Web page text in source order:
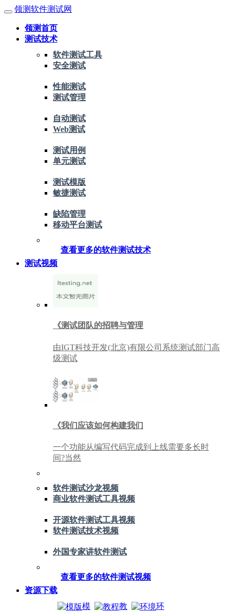
领测软件测试网
领测首页
测试技术
软件测试工具
安全测试
性能测试
测试管理
自动测试
Web测试
测试用例
单元测试
测试模版
敏捷测试
缺陷管理
移动平台测试
查看更多的软件测试技术
测试视频
《测试团队的招聘与管理
由IGT科技开发(北京)有限公司系统测试部门高
级测试
《我们应该如何构建我们
一个功能从编写代码完成到上线需要多长时
间?当然
软件测试沙龙视频
商业软件测试工具视频
开源软件测试工具视频
软件测试技术视频
外国专家讲软件测试
查看更多的软件测试视频
资源下载
模
教
环